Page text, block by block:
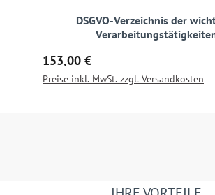
DSGVO-Verzeichnis der
Regulärer Preis:
153,00 €
Preise inkl. MwSt. zzgl. Versandkosten